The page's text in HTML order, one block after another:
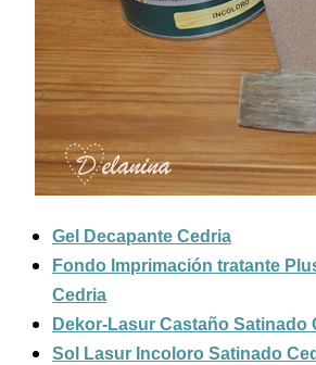
Gel Decapante Cedria
Fondo Imprimación tratante
Cedria
Dekor-Lasur Castaño Satinado
Sol Lasur Incoloro Satinado